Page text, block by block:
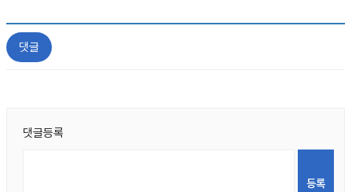
댓글
댓글등록